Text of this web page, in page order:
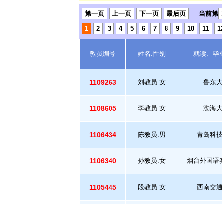
第一页 上一页 下一页 最后页 当前第
1
2 3 4 5 6 7 8 9 10 11
教员编号 姓名.性别 就读、毕
1109263 刘教员.女 鲁东
1108605 李教员.女 渤海
1106434 陈教员.男 青岛科
1106340 孙教员.女 烟台外国语
1105445 段教员.女 西南交